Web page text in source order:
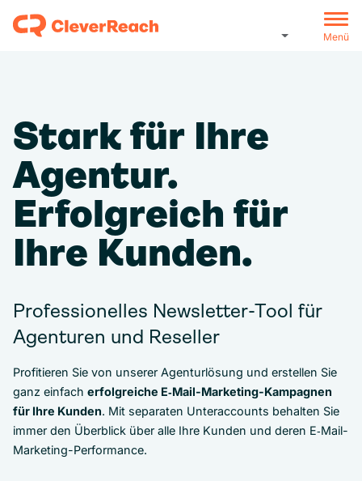
Menü
Stark für Ihre
Agentur.
Erfolgreich für
Ihre Kunden.
Professionelles Newsletter-Tool für
Agenturen und Reseller
Profitieren Sie von unserer Agenturlösung und erstellen Sie
ganz einfach erfolgreiche E‑Mail-Marketing-Kampagnen
für Ihre Kunden. Mit separaten Unteraccounts behalten Sie
immer den Überblick über alle Ihre Kunden und deren E‑Mail-
Marketing-Performance.